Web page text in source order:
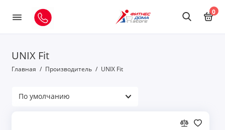
0
UNIX Fit
Главная Производитель UNIX Fit